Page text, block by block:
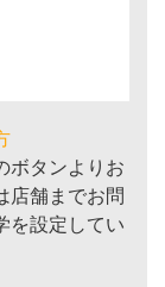
ボタンよりお
店舗までお問
を設定してい